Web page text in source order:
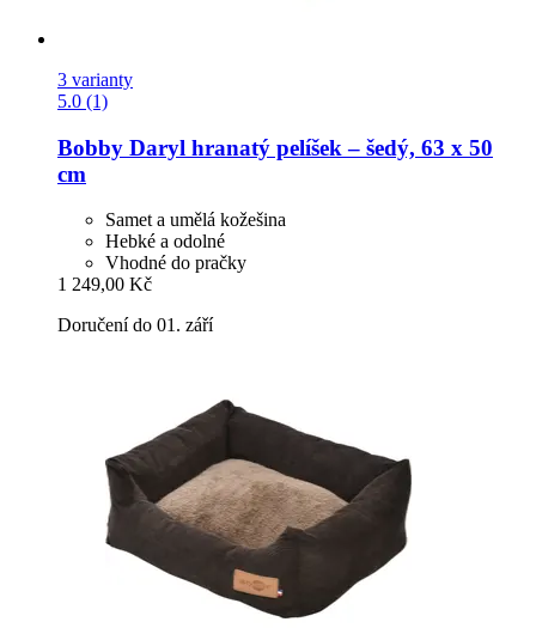
3 varianty
5.0 (1)
Bobby Daryl hranatý pelíšek – šedý, 63 x 50
cm
Samet a umělá kožešina
Hebké a odolné
Vhodné do pračky
1 249,00 Kč
Doručení do 01. září